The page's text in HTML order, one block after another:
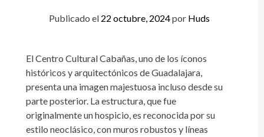
Publicado el 22 octubre, 2024por Huds
El Centro Cultural Cabañas, uno de los íconos
históricos y arquitectónicos de Guadalajara,
presenta una imagen majestuosa incluso desde su
parte posterior. La estructura, que fue
originalmente un hospicio, es reconocida por su
estilo neoclásico, con muros robustos y líneas